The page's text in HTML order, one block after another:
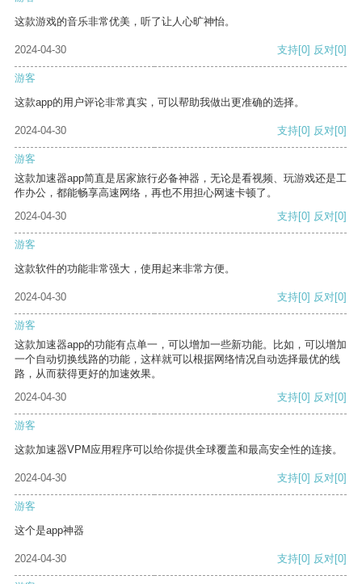
这款游戏的音乐非常优美，听了让人心旷神怡。
2024-04-30 支持[0] 反对[0]
游客
这款app的用户评论非常真实，可以帮助我做出更准确的选择。
2024-04-30 支持[0] 反对[0]
游客
这款加速器app简直是居家旅行必备神器，无论是看视频、玩游戏还是工
作办公，都能畅享高速网络，再也不用担心网速卡顿了。
2024-04-30
支持[0] 反对[0]
游客
这款软件的功能非常强大，使用起来非常方便。
2024-04-30 支持[0] 反对[0]
游客
这款加速器app的功能有点单一，可以增加一些新功能。比如，可以增加
一个自动切换线路的功能，这样就可以根据网络情况自动选择最优的线
路，从而获得更好的加速效果。
2024-04-30
支持[0] 反对[0]
游客
这款加速器VPM应用程序可以给你提供全球覆盖和最高安全性的连接。
2024-04-30 支持[0] 反对[0]
游客
这个是app神器
2024-04-30 支持[0] 反对[0]